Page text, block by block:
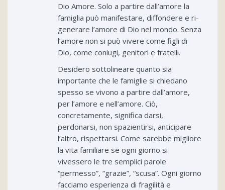
Dio Amore. Solo a partire dall’amore la
famiglia può manifestare, diffondere e ri-
generare l’amore di Dio nel mondo. Senza
l’amore non si può vivere come figli di
Dio, come coniugi, genitori e fratelli.
Desidero sottolineare quanto sia
importante che le famiglie si chiedano
spesso se vivono a partire dall’amore,
per l’amore e nell’amore. Ciò,
concretamente, significa darsi,
perdonarsi, non spazientirsi, anticipare
l’altro, rispettarsi. Come sarebbe migliore
la vita familiare se ogni giorno si
vivessero le tre semplici parole
“permesso”, “grazie”, “scusa”. Ogni giorno
facciamo esperienza di fragilità e